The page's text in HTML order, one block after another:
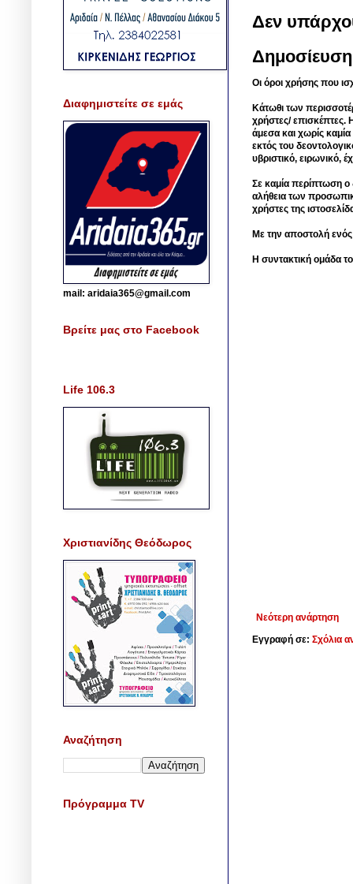
Δεν
Οι όροι χρήσης που
Κάτωθι των
χρήστες/ επισκέπτες.
άμεσα και χωρίς
εκτός του
υβριστικό, ειρωνικό,
Σε καμία περίπτωση ο
αλήθεια των
χρήστες της
Με την αποστολή
Η συντακτική ομάδα
Νεότερη ανάρτηση
Εγγραφή σε: Σχόλια
Διαφημιστείτε σε εμάς
mail: aridaia365@gmail.com
Βρείτε μας στο Facebook
Life 106.3
Χριστιανίδης Θεόδωρος
Αναζήτηση
Πρόγραμμα TV